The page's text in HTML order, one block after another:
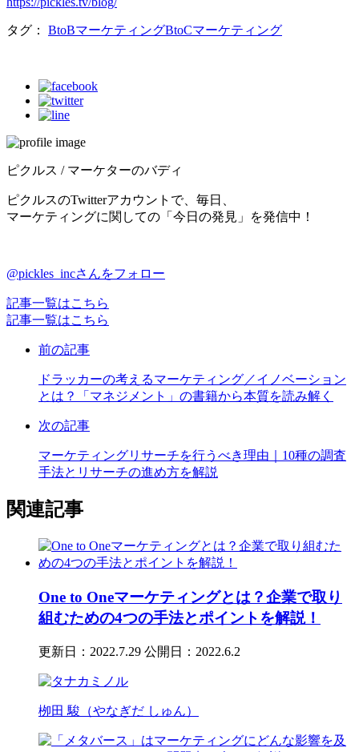
タグ： BtoBマーケティングBtoCマーケティング
ピクルス / マーケターのバディ
ピクルスのTwitterアカウントで、毎日、
マーケティングに関しての「今日の発見」を発信中！
@pickles_incさんをフォロー
記事一覧はこちら
記事一覧はこちら
前の記事
ドラッカーの考えるマーケティング／イノベーション
とは？「マネジメント」の書籍から本質を読み解く
次の記事
マーケティングリサーチを行うべき理由｜10種の調査
手法とリサーチの進め方を解説
関連記事
One to Oneマーケティングとは？企業で取り
組むための4つの手法とポイントを解説！
更新日：2022.7.29 公開日：2022.6.2
栁田 駿（やなぎだ しゅん）